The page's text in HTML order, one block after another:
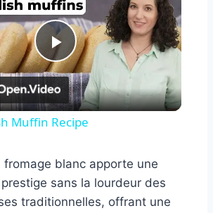
Play
Video
Muffin Recipe
fromage blanc apporte une
sans la lourdeur des
traditionnelles, offrant une